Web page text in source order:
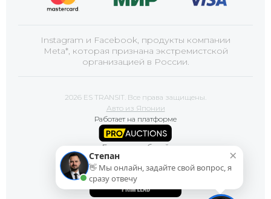
Instagram и Facebook, продукты компании
Meta*, которая признана экстремистской
организацией в России.
2026 ES TRANSIT. Все права защищены.
Авто из Японии
Работает на платформе
Базы автомобилей
Сайт продвигает
×
Степан
👋 Мы онлайн, задайте свой вопрос, я
сразу отвечу